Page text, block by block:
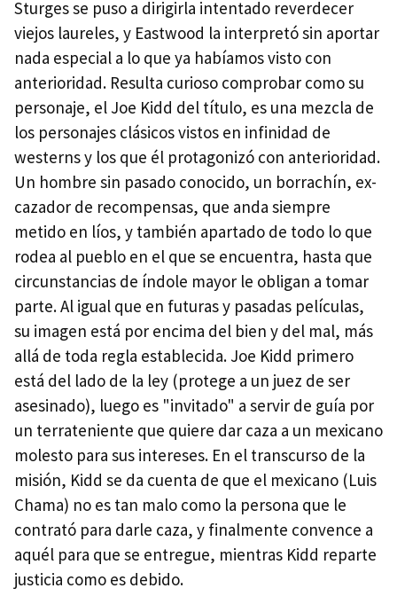
Sturges se puso a dirigirla intentado reverdecer
viejos laureles, y Eastwood la interpretó sin aportar
nada especial a lo que ya habíamos visto con
anterioridad. Resulta curioso comprobar como su
personaje, el Joe Kidd del título, es una mezcla de
los personajes clásicos vistos en infinidad de
westerns y los que él protagonizó con anterioridad.
Un hombre sin pasado conocido, un borrachín, ex-
cazador de recompensas, que anda siempre
metido en líos, y también apartado de todo lo que
rodea al pueblo en el que se encuentra, hasta que
circunstancias de índole mayor le obligan a tomar
parte. Al igual que en futuras y pasadas películas,
su imagen está por encima del bien y del mal, más
allá de toda regla establecida. Joe Kidd primero
está del lado de la ley (protege a un juez de ser
asesinado), luego es "invitado" a servir de guía por
un terrateniente que quiere dar caza a un mexicano
molesto para sus intereses. En el transcurso de la
misión, Kidd se da cuenta de que el mexicano (Luis
Chama) no es tan malo como la persona que le
contrató para darle caza, y finalmente convence a
aquél para que se entregue, mientras Kidd reparte
justicia como es debido.